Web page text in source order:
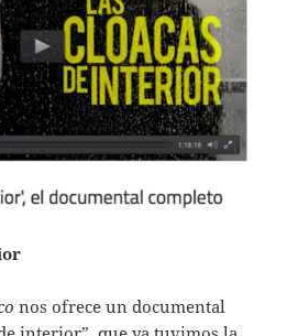
nos ofrece un documental